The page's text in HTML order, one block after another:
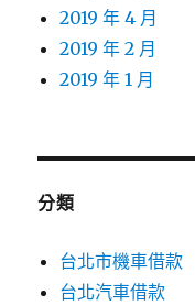
2019 年 4 月
2019 年 2 月
2019 年 1 月
分類
台北市機車借款
台北汽車借款